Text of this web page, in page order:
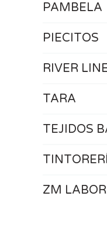
PAMBELA
PIECITOS
RIVER
TARA
TEJIDOS
ZM